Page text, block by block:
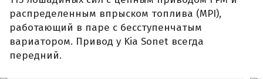
распределенным впрыском топлива (MPI),
работающий в паре с бесступенчатым
вариатором. Привод у Kia Sonet всегда
передний.